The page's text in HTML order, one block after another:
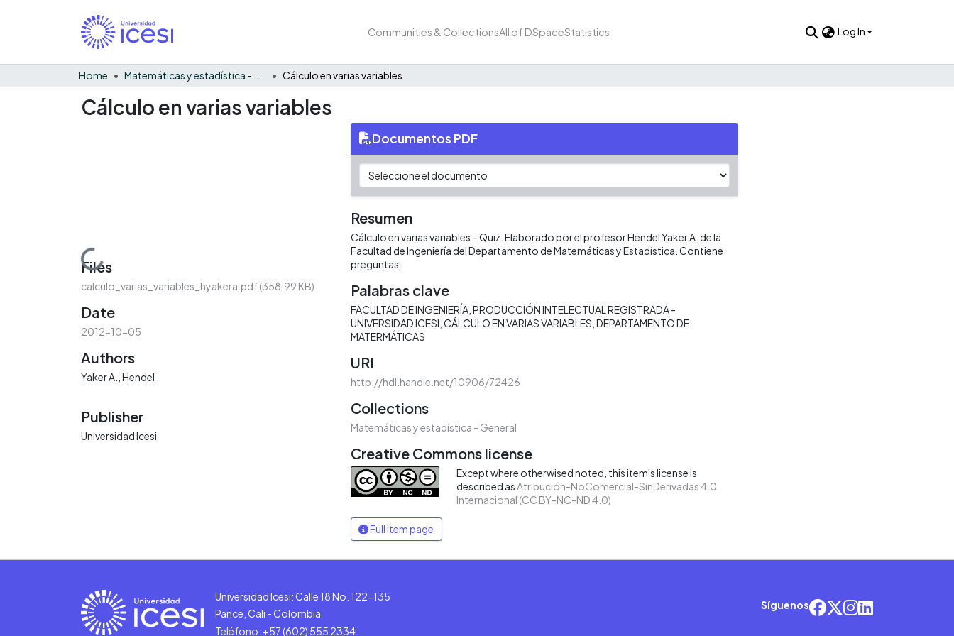
Communities & CollectionsAll of DSpaceStatistics Log In
Home Cálculo en varias variables
Cálculo en varias variables
Loading...
Files
calculo_varias_variables_hyakera.pdf(358.99 KB)
Date
2012-10-05
Authors
Yaker A., Hendel
Publisher
Universidad Icesi
Documentos PDF
Resumen
Cálculo en varias variables – Quiz. Elaborado por el profesor Hendel Yaker A. de la
Facultad de Ingeniería del Departamento de Matemáticas y Estadística. Contiene
preguntas.
Palabras clave
FACULTAD DE INGENIERÍA PRODUCCIÓN INTELECTUAL REGISTRADA -
UNIVERSIDAD ICESI CÁLCULO EN VARIAS VARIABLES DEPARTAMENTO DE
MATERMÁTICAS
URI
http://hdl.handle.net/10906/72426
Collections
Matemáticas y estadística - General
Creative Commons license
Except where otherwised noted, this item's license is
described as Atribución-NoComercial-SinDerivadas 4.0
Internacional (CC BY-NC-ND 4.0)
Full item page
Universidad Icesi: Calle 18 No. 122-135
Pance, Cali - Colombia
Teléfono: +57 (602) 555 2334
Síguenos